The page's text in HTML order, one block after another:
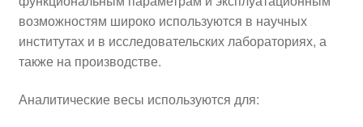
возможностям широко используются в научных
институтах и в исследовательских лабораториях, а
также на производстве.
Аналитические весы используются для: